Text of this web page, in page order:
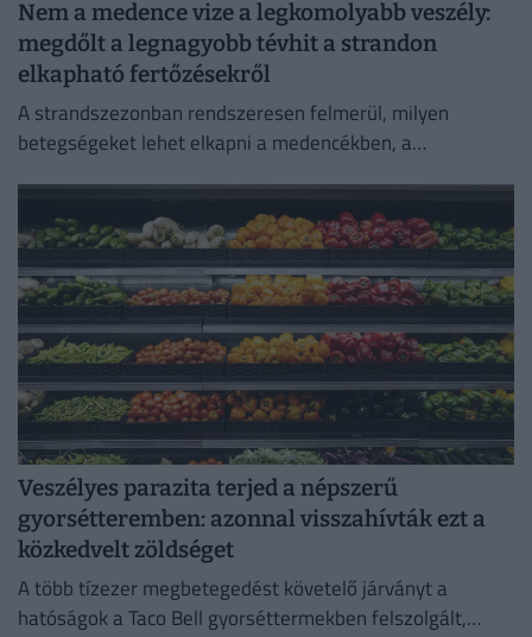
Nem a medence vize a legkomolyabb veszély:
megdőlt a legnagyobb tévhit a strandon
elkapható fertőzésekről
A strandszezonban rendszeresen felmerül, milyen
betegségeket lehet elkapni a medencékben, a
Veszélyes parazita terjed a népszerű
gyorsétteremben: azonnal visszahívták ezt a
közkedvelt zöldséget
A több tízezer megbetegedést követelő járványt a
hatóságok a Taco Bell gyorséttermekben felszolgált,